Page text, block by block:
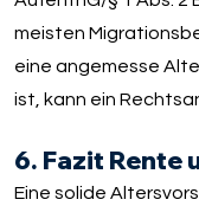
meisten
eine angemesse
ist, kann ein
6. Fazit Rente
Eine solide